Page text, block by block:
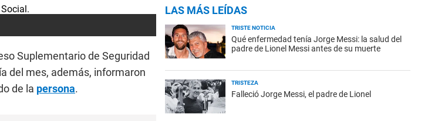
Suplementario de Seguridad
del mes, además, informaron
de la persona.
LAS MÁS LEÍDAS
TRISTE NOTICIA
Qué enfermedad tenía Jorge Messi: la salud del
padre de Lionel Messi antes de su muerte
TRISTEZA
Falleció Jorge Messi, el padre de Lionel